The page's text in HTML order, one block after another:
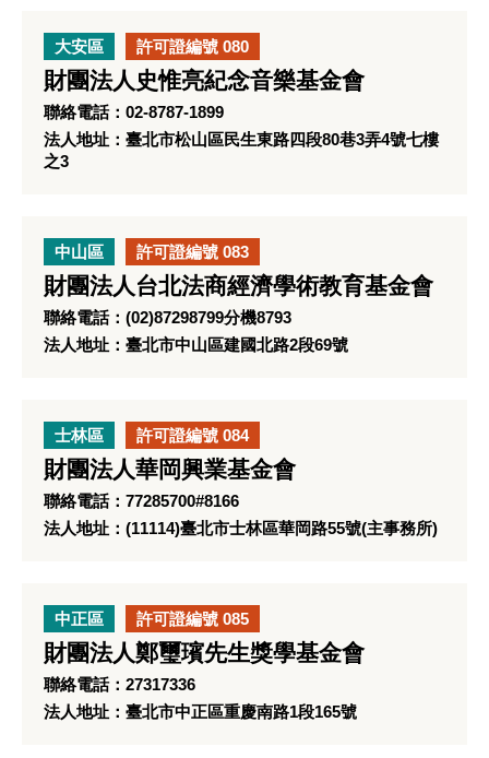
大安區 許可證編號 080
財團法人史惟亮紀念音樂基金會
聯絡電話：02-8787-1899
法人地址：臺北市松山區民生東路四段80巷3弄4號七樓
之3
中山區 許可證編號 083
財團法人台北法商經濟學術教育基金會
聯絡電話：(02)87298799分機8793
法人地址：臺北市中山區建國北路2段69號
士林區 許可證編號 084
財團法人華岡興業基金會
聯絡電話：77285700#8166
法人地址：(11114)臺北市士林區華岡路55號(主事務所)
中正區 許可證編號 085
財團法人鄭璽璸先生獎學基金會
聯絡電話：27317336
法人地址：臺北市中正區重慶南路1段165號